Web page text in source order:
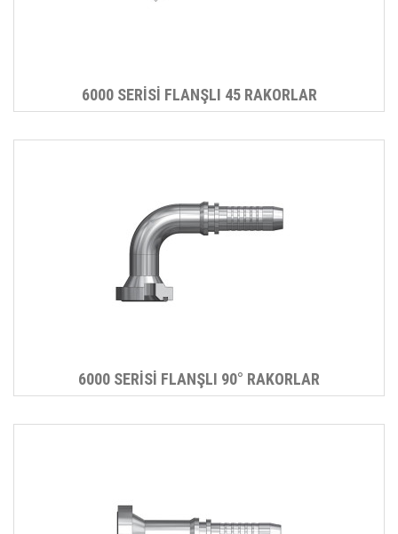
6000 SERİSİ FLANŞLI 45 RAKORLAR
6000 SERİSİ FLANŞLI 90° RAKORLAR